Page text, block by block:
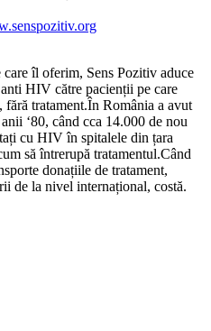
îl oferim, Sens Pozitiv aduce
HIV către pacienții pe care
tratament.În România a avut
‘80, când cca 14.000 de nou
cu HIV în spitalele din țara
să întrerupă tratamentul.Când
donațiile de tratament,
de la nivel internațional, costă.